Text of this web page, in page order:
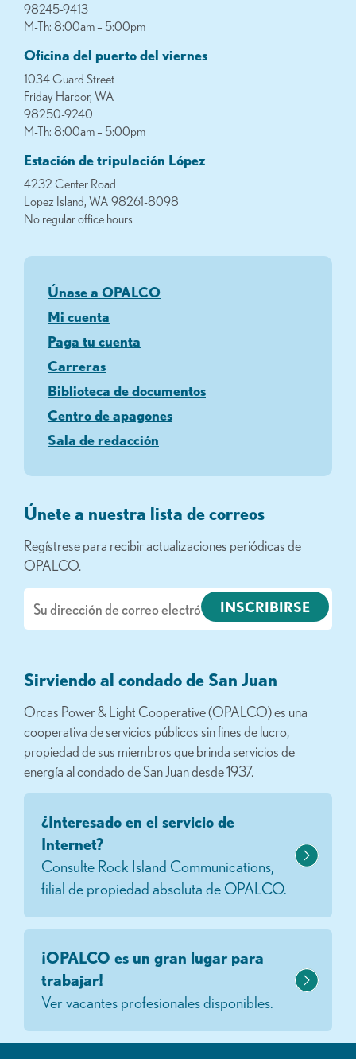
98245-9413
M-Th: 8:00am – 5:00pm
Oficina del puerto del viernes
1034 Guard Street
Friday Harbor, WA
98250-9240
M-Th: 8:00am – 5:00pm
Estación de tripulación López
4232 Center Road
Lopez Island, WA 98261-8098
No regular office hours
Únase a OPALCO
Mi cuenta
Paga tu cuenta
Carreras
Biblioteca de documentos
Centro de apagones
Sala de redacción
Únete a nuestra lista de correos
Regístrese para recibir actualizaciones periódicas de
OPALCO.
electrónico
Sirviendo al condado de San Juan
Orcas Power & Light Cooperative (OPALCO) es una
cooperativa de servicios públicos sin fines de lucro,
propiedad de sus miembros que brinda servicios de
energía al condado de San Juan desde 1937.
¿Interesado en el servicio de
Internet?
Consulte Rock Island Communications,
filial de propiedad absoluta de OPALCO.
¡OPALCO es un gran lugar para
trabajar!
Ver vacantes profesionales disponibles.